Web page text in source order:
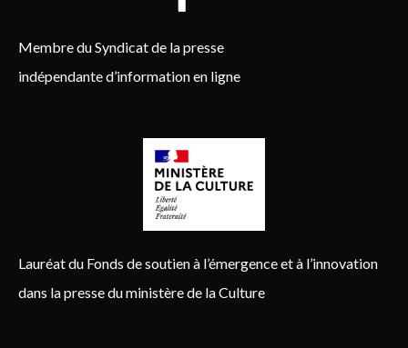
Membre du Syndicat de la presse
indépendante d’information en ligne
Lauréat du Fonds de soutien à l’émergence et à l’innovation
dans la presse du ministère de la Culture